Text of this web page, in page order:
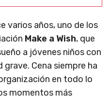
varios años, uno de los
Make a Wish, que
a jóvenes niños con
Cena siempre ha
en todo lo
momentos más